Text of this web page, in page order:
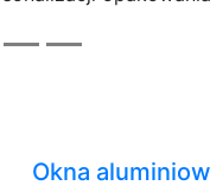
Okna